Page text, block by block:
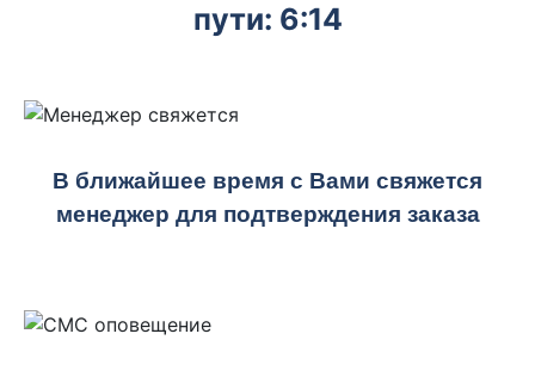
пути: 6:14
В ближайшее время с Вами свяжется
менеджер для подтверждения заказа